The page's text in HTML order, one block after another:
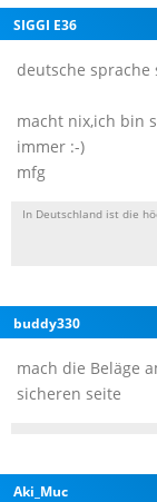
SIGGI E36
deutsche sprache
macht nix,ich bin
immer :-)
mfg
In Deutschland ist die
buddy330
mach die Beläge
sicheren seite
Aki_Muc